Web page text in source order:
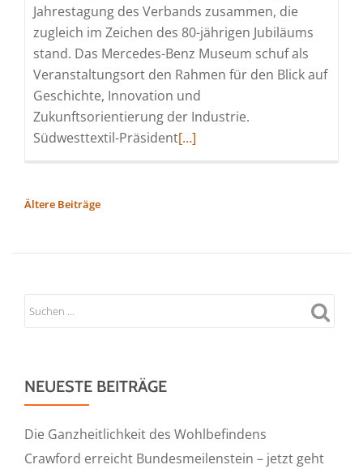
Jahrestagung des Verbands zusammen, die
zugleich im Zeichen des 80-jährigen Jubiläums
stand. Das Mercedes-Benz Museum schuf als
Veranstaltungsort den Rahmen für den Blick auf
Geschichte, Innovation und
Zukunftsorientierung der Industrie.
Südwesttextil-PräsidentRead
die
Zeiten
[…]
BEITRAGSNAVIGATION
Ältere Beiträge
NEUESTE BEITRÄGE
Die Ganzheitlichkeit des Wohlbefindens
Crawford erreicht Bundesmeilenstein – jetzt geht